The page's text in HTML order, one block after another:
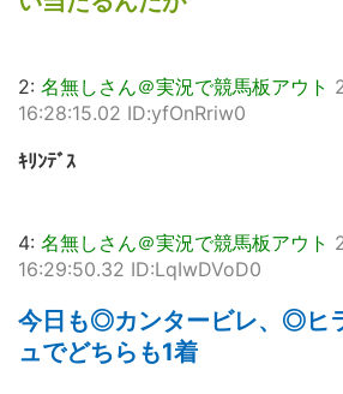
2: 名無しさん＠実況で競馬板アウト
16:28:15.02 ID:yfOnRriw0
ｷﾘﾝﾃﾞｽ
4: 名無しさん＠実況で競馬板アウト
16:29:50.32 ID:LqIwDVoD0
今日も◎カンタービレ、◎ヒ
ュでどちらも1着